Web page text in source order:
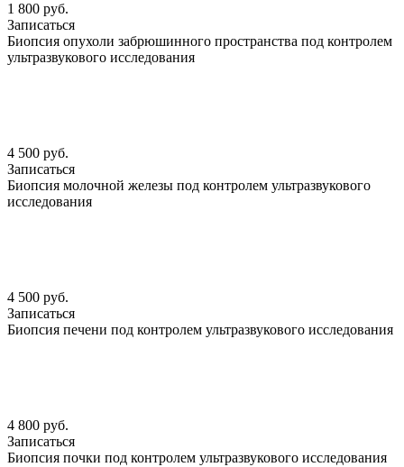
1 800 руб.
Записаться
Биопсия опухоли забрюшинного пространства под контролем
ультразвукового исследования
4 500 руб.
Записаться
Биопсия молочной железы под контролем ультразвукового
исследования
4 500 руб.
Записаться
Биопсия печени под контролем ультразвукового исследования
4 800 руб.
Записаться
Биопсия почки под контролем ультразвукового исследования